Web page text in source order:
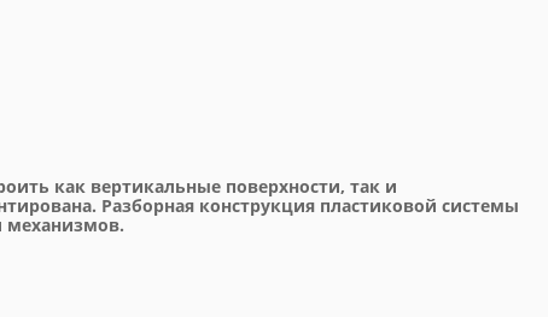
как вертикальные поверхности, так и
Разборная конструкция пластиковой системы
механизмов.